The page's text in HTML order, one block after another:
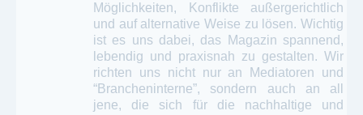
Möglichkeiten, Konflikte außergerichtlich
und auf alternative Weise zu lösen. Wichtig
ist es uns dabei, das Magazin spannend,
lebendig und praxisnah zu gestalten. Wir
richten uns nicht nur an Mediatoren und
“Brancheninterne”, sondern auch an all
jene, die sich für die nachhaltige und